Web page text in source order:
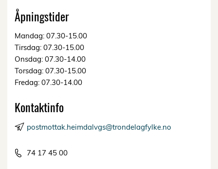
Åpningstider
Mandag: 07.30-15.00
Tirsdag: 07.30-15.00
Onsdag: 07.30-14.00
Torsdag: 07.30-15.00
Fredag: 07.30-14.00
Kontaktinfo
postmottak.heimdalvgs@trondelagfylke.no
74 17 45 00